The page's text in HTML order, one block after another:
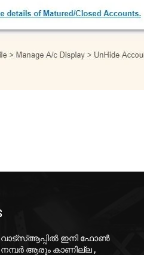
വാട്‌സ്ആപ്പിൽ ഇനി ഫോൺ
നമ്പർ ആരും കാണില്ല ,